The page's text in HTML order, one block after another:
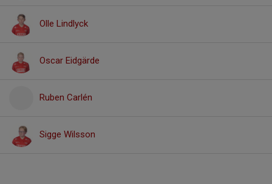
Olle Lindlyck
Oscar Eidgärde
Ruben Carlén
Sigge Wilsson